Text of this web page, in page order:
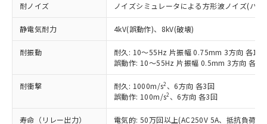
耐ノイズ ノイズシミュレータによる方形波ノイズ(パ
静電気耐力 4kV(誤動作)、8kV(破壊)
耐振動
耐久: 10～55Hz 片振幅 0.75mm 3方向 各1h
誤動作: 10～55Hz 片振幅 0.5mm 3方向 各
耐衝撃 耐久: 1000m/s2 、6方向 各3回
誤動作: 100m/s2 、6方向 各3回
寿命（リレー出力） 電気的: 50万回以上(AC250V 5A、抵抗負荷
(税抜)を提供させていただくもので
当社制御機器事業取扱商品の中には、
本サービスの対象外となる商品もある
ことをご了承ください。
在庫状況および標準価格照会結果は、
記載している更新日時点での社内デー
タに基づき作成されるものであり、閲
覧された時点での実際の在庫および標
準価格とは異なる場合があることをご
商品です。
非該当品：ライセンス料など無形物で、有
害物質有無と関係のない商品です。
仕入先様の事情により、非含有部品として
いたものが、含有品と判明した場合などや
むを得ず変更することがあります。
*EU RoHS指令（10物質）：
鉛(Pb) 1000ppm以下、 水銀(Hg) 1000ppm以下、 カド
ミウム(Cd) 100ppm以下、
六価クロム(Cr(Ⅵ)) 1000ppm以下、ポリ臭化ビフェニル
基準値以下であることを示します。
「×」：最大均質材料含有率が中国RoHSの
基準値を超えていることを示します。
「－」：未確認です。当社販売部門へお問
い合わせください。
*中国RoHS10物質の基準値 (GB/T26572)：
Pb(鉛) :1000ppm、 Hg(水銀) : 1000ppm、 Cd(カドミウ
ム) : 100ppm、
当社は、これら貴社製品のうち、外国
為替および外国貿易法に定める商品
（以下｢規制貨物等」という）を輸出
または国外への提供する場合は、日本
国政府の輸出許可(または役務取引許
可)を取得するなどの必要な手続きを